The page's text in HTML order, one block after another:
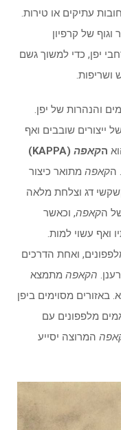
עתיקים או טירות.
של קרפיון
יפן, כדי למשוך גשם
ושריפות.
והנהרות של יפן.
שובבים ואף
הקאפה (KAPPA)
הקאפה מתואר כיצור
דג וצלחת מלאה
הקאפה, וכאשר
ואף עשוי למות.
ואחת הדרכים
הקאפה מתמצא
מסוימים ביפן
מלפפונים עם
המרוצה יסייע